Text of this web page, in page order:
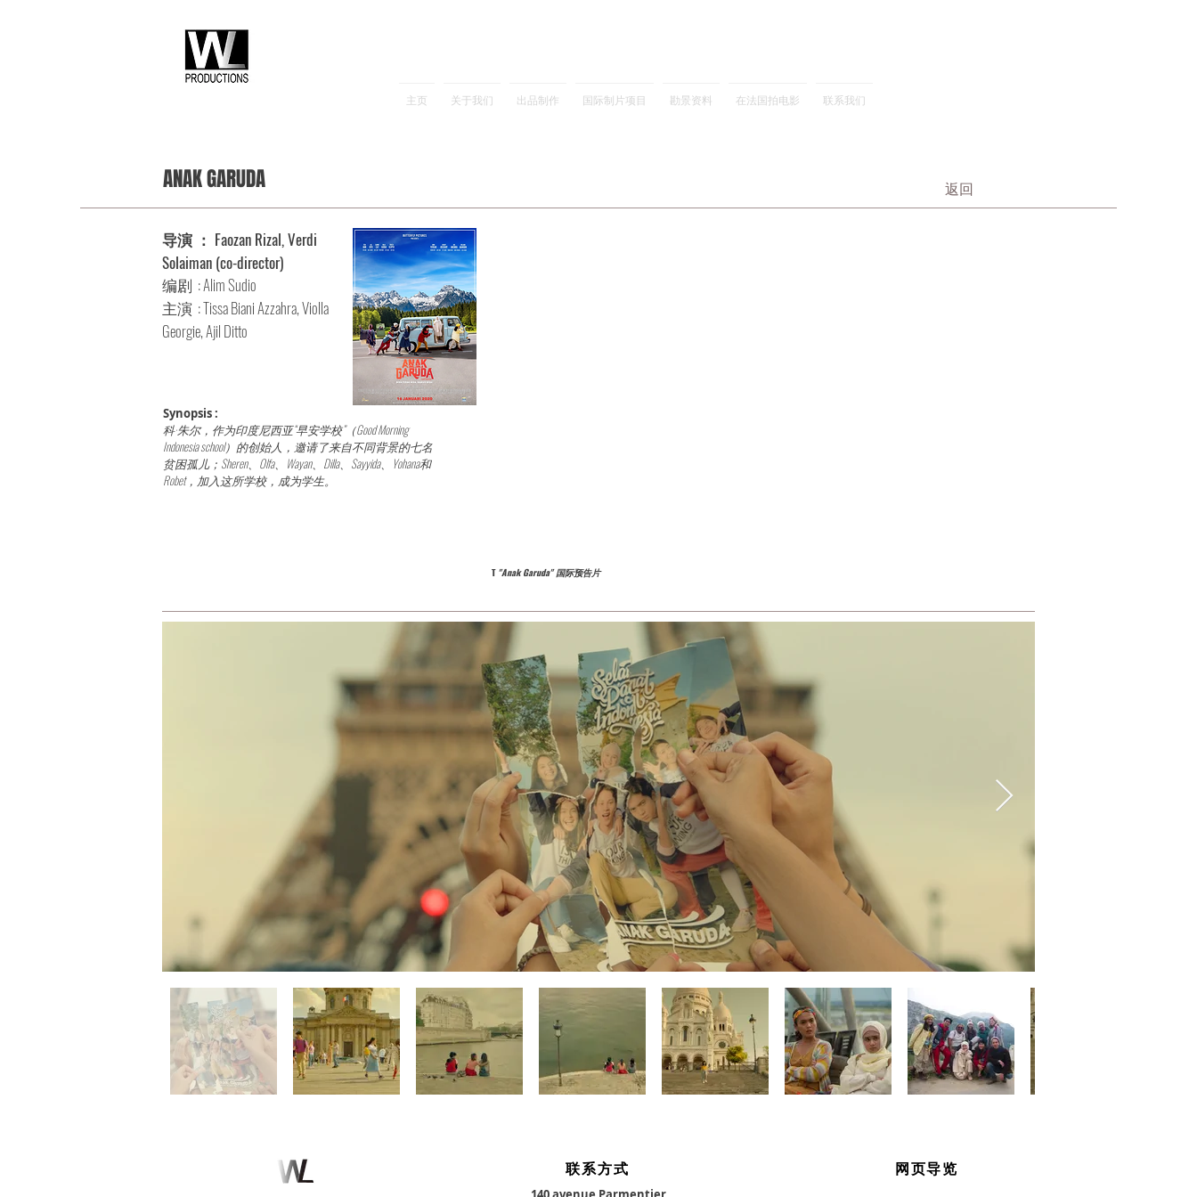
主页 关于我们 出品制作 国际制片项目 勘景资料 在法国拍电影 联系我们
ANAK GARUDA 返回
导演 ： Faozan Rizal, Verdi
Solaiman (co-director)
编剧 : Alim Sudio
主演 : Tissa Biani Azzahra, Violla
Georgie, Ajil Ditto
Synopsis :
科·朱尔，作为印度尼西亚“早安学校”（Good Morning
Indonesia school）的创始人，邀请了来自不同背景的七名
贫困孤儿；Sheren、Olfa、Wayan、Dilla、Sayyida、Yohana和
Robet，加入这所学校，成为学生。
T"Anak Garuda" 国际预告片
联系方式 ​网页导览